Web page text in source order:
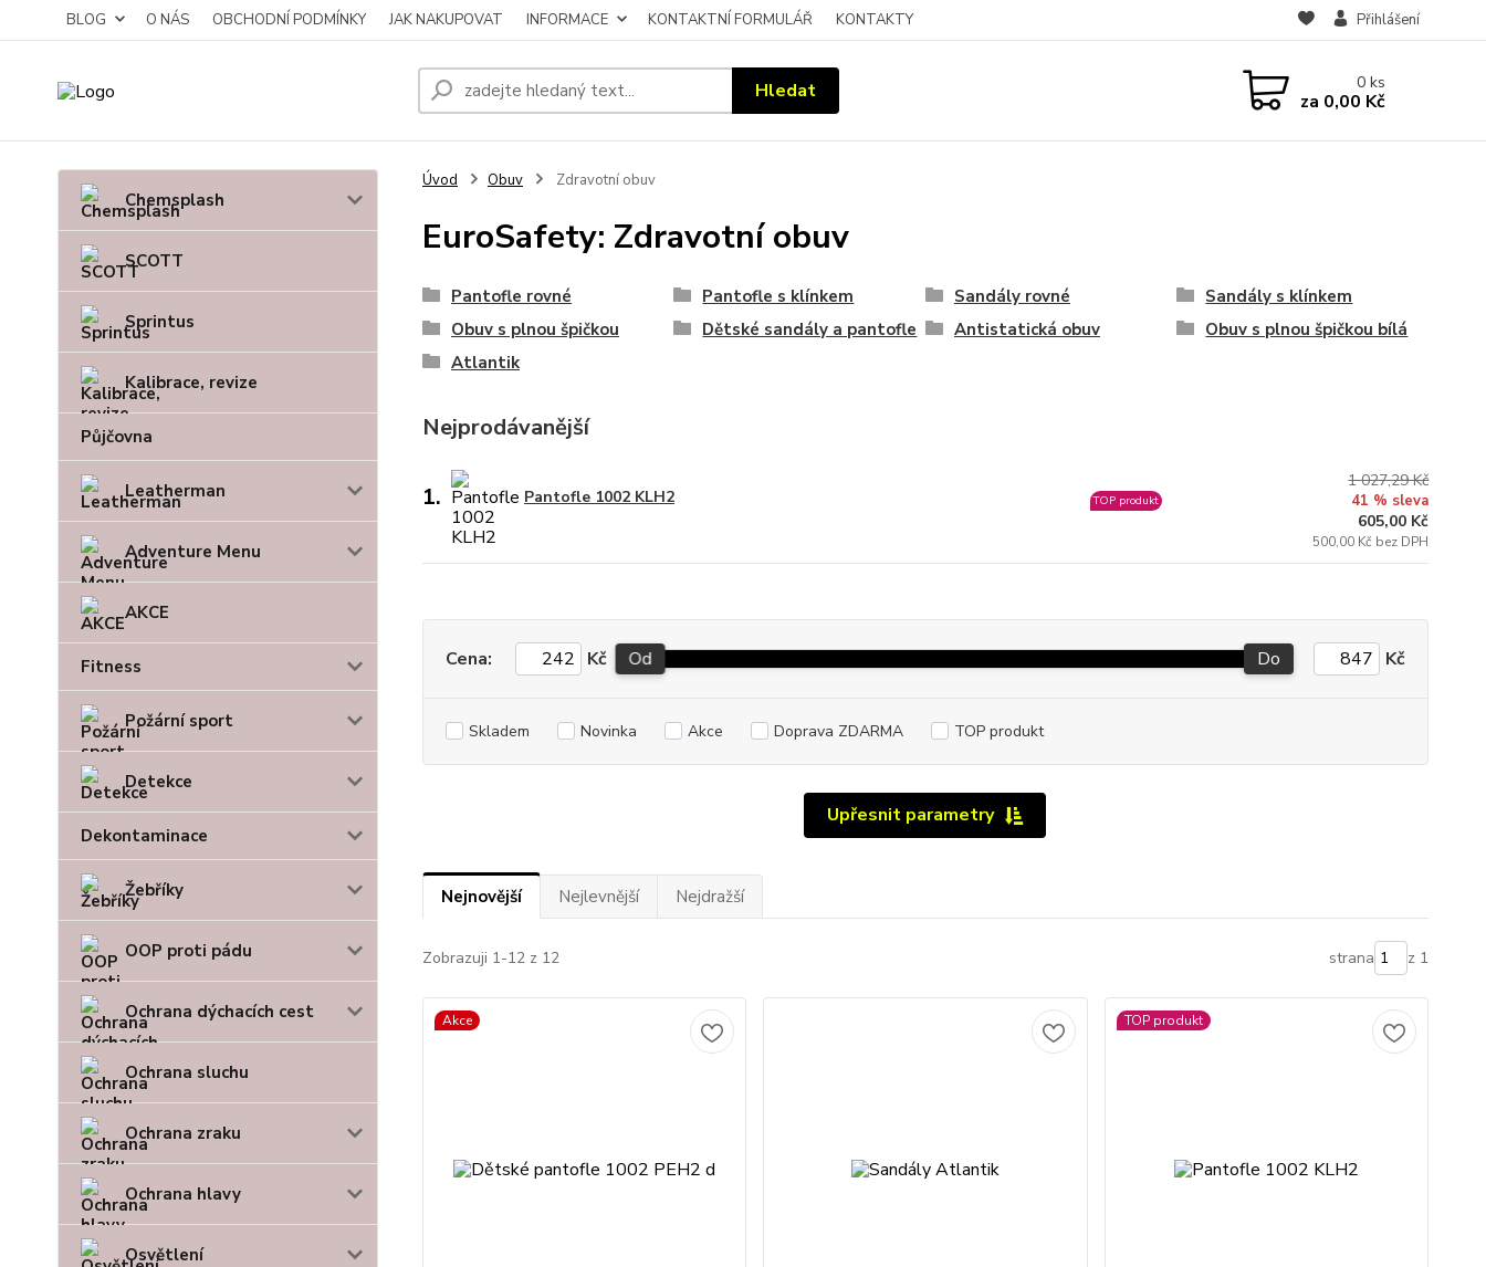
BLOG O NÁS OBCHODNÍ PODMÍNKY JAK NAKUPOVAT INFORMACE KONTAKTNÍ FORMULÁŘ KONTAKTY Přihlášení
Hledat 0ks
za 0,00 Kč
Chemsplash
SCOTT
Sprintus
Kalibrace, revize
Půjčovna
Leatherman
Adventure Menu
AKCE
Fitness
Požární sport
Detekce
Dekontaminace
Žebříky
OOP proti pádu
Ochrana dýchacích cest
Ochrana sluchu
Ochrana zraku
Ochrana hlavy
Osvětlení
Úvod Obuv Zdravotní obuv
EuroSafety: Zdravotní obuv
Pantofle rovné Pantofle s klínkem Sandály rovné
Sandály s klínkem
Obuv s plnou špičkou
Dětské sandály a pantofle Antistatická obuv
Obuv s plnou špičkou bílá
Atlantik
Nejprodávanější
1. Pantofle 1002 KLH2 TOP produkt
1 027,29 Kč
41 % sleva
605,00 Kč
500,00 Kč bez DPH
Upřesnit parametry
Cena: Kč Od Do Kč
Skladem Novinka Akce Doprava ZDARMA TOP produkt
Nejnovější Nejlevnější Nejdražší
Zobrazuji 1-12 z 12 strana z 1
Akce TOP produkt